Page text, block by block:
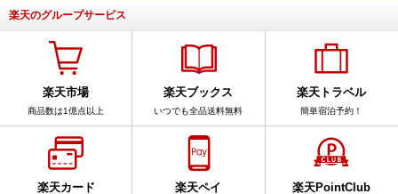
楽天のグループサービス
楽天市場
商品数は1億点以上
楽天ブックス
いつでも全品送料無料
楽天トラベル
簡単宿泊予約！
楽天カード 楽天ペイ 楽天PointClub